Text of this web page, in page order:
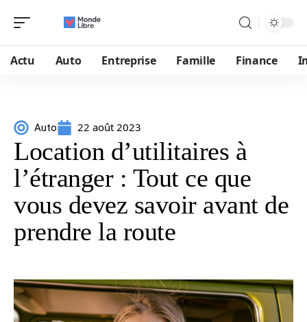
Actu Auto Entreprise Famille Finance
Auto 22 août 2023
Location d’utilitaires à
l’étranger : Tout ce que
vous devez savoir avant de
prendre la route